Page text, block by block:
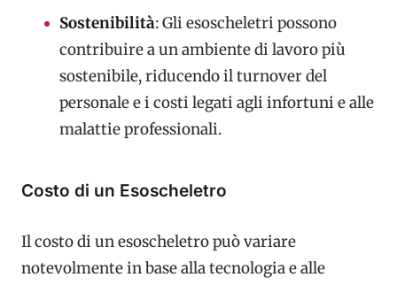
Sostenibilità: Gli esoscheletri possono
contribuire a un ambiente di lavoro più
sostenibile, riducendo il turnover del
personale e i costi legati agli infortuni e alle
malattie professionali.
Costo di un Esoscheletro
Il costo di un esoscheletro può variare
notevolmente in base alla tecnologia e alle